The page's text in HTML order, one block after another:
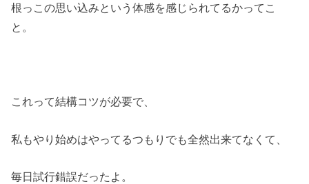
根っこの思い込みという体感を感じられてるかってこ
と。
これって結構コツが必要で、
私もやり始めはやってるつもりでも全然出来てなくて、
毎日試行錯誤だったよ。